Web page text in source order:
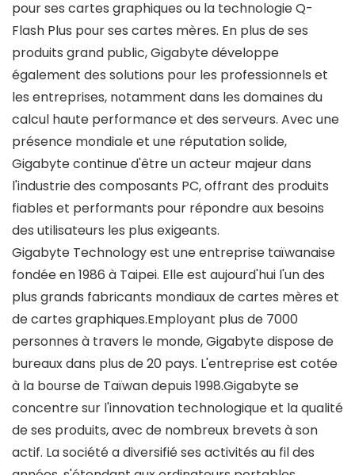
pour ses cartes graphiques ou la technologie Q-
Flash Plus pour ses cartes mères. En plus de ses
produits grand public, Gigabyte développe
également des solutions pour les professionnels et
les entreprises, notamment dans les domaines du
calcul haute performance et des serveurs. Avec une
présence mondiale et une réputation solide,
Gigabyte continue d'être un acteur majeur dans
l'industrie des composants PC, offrant des produits
fiables et performants pour répondre aux besoins
des utilisateurs les plus exigeants.
Gigabyte Technology est une entreprise taïwanaise
fondée en 1986 à Taipei. Elle est aujourd'hui l'un des
plus grands fabricants mondiaux de cartes mères et
de cartes graphiques.Employant plus de 7000
personnes à travers le monde, Gigabyte dispose de
bureaux dans plus de 20 pays. L'entreprise est cotée
à la bourse de Taïwan depuis 1998.Gigabyte se
concentre sur l'innovation technologique et la qualité
de ses produits, avec de nombreux brevets à son
actif. La société a diversifié ses activités au fil des